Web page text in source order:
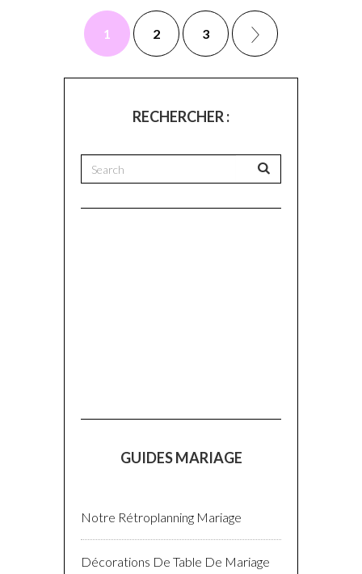
1 2 3
RECHERCHER :
GUIDES MARIAGE
Notre Rétroplanning Mariage
Décorations De Table De Mariage